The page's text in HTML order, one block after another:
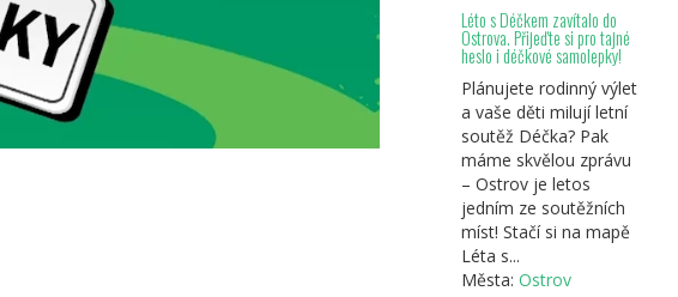
Léto s Déčkem zavítalo do
Ostrova. Přijeďte si pro tajné
heslo i déčkové samolepky!
Plánujete rodinný výlet
a vaše děti milují letní
soutěž Déčka? Pak
máme skvělou zprávu
– Ostrov je letos
jedním ze soutěžních
míst! Stačí si na mapě
Léta s...
Města: Ostrov